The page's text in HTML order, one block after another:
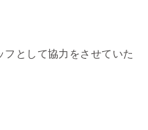
として協力をさせていた